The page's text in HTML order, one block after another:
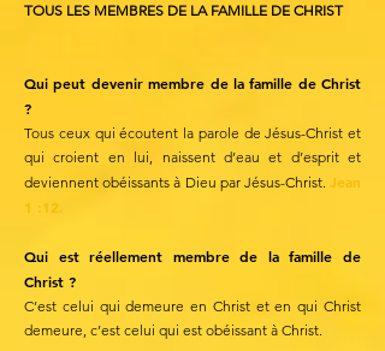
TOUS LES MEMBRES DE LA FAMILLE DE CHRIST
Qui peut devenir membre de la famille de Christ
?
Tous ceux qui écoutent la parole de Jésus-Christ et
qui croient en lui, naissent d’eau et d’esprit et
deviennent obéissants à Dieu par Jésus-Christ. Jean
1 :12.
Qui est réellement membre de la famille de
Christ ?
C’est celui qui demeure en Christ et en qui Christ
demeure, c’est celui qui est obéissant à Christ.